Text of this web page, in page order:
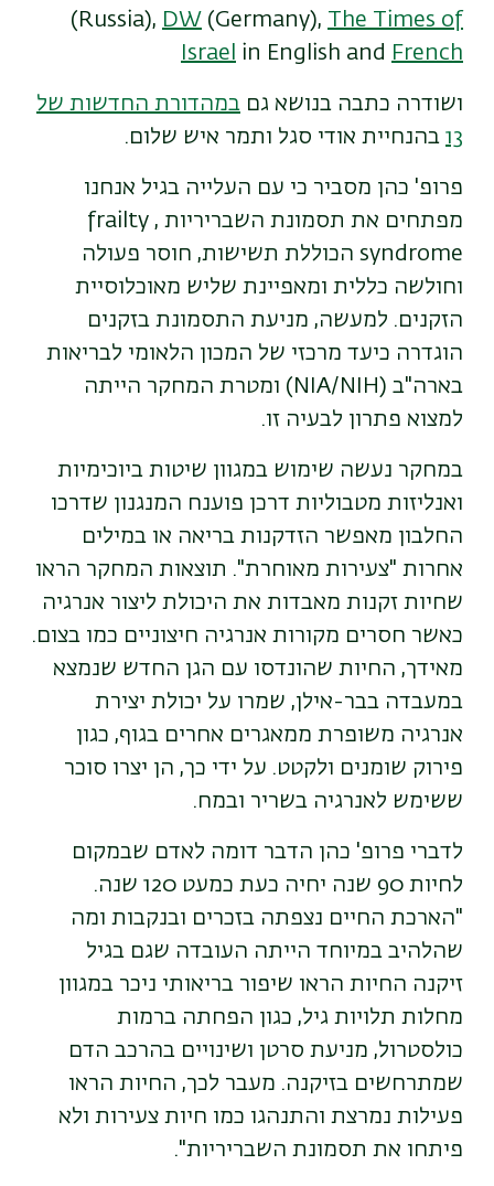
(Russia), DW (Germany), The Times of
Israel
in English and French
ושודרה כתבה בנושא גם במהדורת החדשות של
13 בהנחיית אודי סגל ותמר איש שלום.
פרופ' כהן מסביר כי עם העלייה בגיל אנחנו
מפתחים את תסמונת השבריריות
, frailty
syndrome הכוללת תשישות, חוסר פעולה
וחולשה כללית ומאפיינת שליש מאוכלוסיית
הזקנים. למעשה, מניעת התסמונת בזקנים
הוגדרה כיעד מרכזי של המכון הלאומי לבריאות
בארה"ב (
NIA/ NIH
) ומטרת המחקר הייתה
למצוא פתרון לבעיה זו.
במחקר נעשה שימוש במגוון שיטות ביוכימיות
ואנליזות מטבוליות דרכן פוענח המנגנון שדרכו
החלבון מאפשר הזדקנות בריאה או במילים
אחרות "צעירות מאוחרת". תוצאות המחקר הראו
שחיות זקנות מאבדות את היכולת ליצור אנרגיה
כאשר חסרים מקורות אנרגיה חיצוניים כמו בצום.
מאידך, החיות שהונדסו עם הגן החדש שנמצא
במעבדה בבר-אילן, שמרו על יכולת יצירת
אנרגיה משופרת ממאגרים אחרים בגוף, כגון
פירוק שומנים ולקטט. על ידי כך, הן יצרו סוכר
ששימש לאנרגיה בשריר ובמח.
לדברי פרופ' כהן הדבר דומה לאדם שבמקום
לחיות 90 שנה יחיה כעת כמעט 120 שנה.
"הארכת החיים נצפתה בזכרים ובנקבות ומה
שהלהיב במיוחד הייתה העובדה שגם בגיל
זיקנה החיות הראו שיפור בריאותי ניכר במגוון
מחלות תלויות גיל, כגון הפחתה ברמות
כולסטרול, מניעת סרטן ושינויים בהרכב הדם
שמתרחשים בזיקנה. מעבר לכך, החיות הראו
פעילות נמרצת והתנהגו כמו חיות צעירות ולא
פיתחו את תסמונת השבריריות".